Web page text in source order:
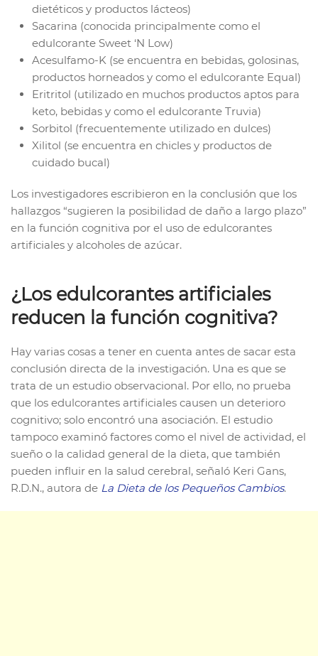
dietéticos y productos lácteos)
Sacarina (conocida principalmente como el
edulcorante Sweet ‘N Low)
Acesulfamo-K (se encuentra en bebidas, golosinas,
productos horneados y como el edulcorante Equal)
Eritritol (utilizado en muchos productos aptos para
keto, bebidas y como el edulcorante Truvia)
Sorbitol (frecuentemente utilizado en dulces)
Xilitol (se encuentra en chicles y productos de
cuidado bucal)
Los investigadores escribieron en la conclusión que los
hallazgos “sugieren la posibilidad de daño a largo plazo”
en la función cognitiva por el uso de edulcorantes
artificiales y alcoholes de azúcar.
¿Los edulcorantes artificiales
reducen la función cognitiva?
Hay varias cosas a tener en cuenta antes de sacar esta
conclusión directa de la investigación. Una es que se
trata de un estudio observacional. Por ello, no prueba
que los edulcorantes artificiales causen un deterioro
cognitivo; solo encontró una asociación. El estudio
tampoco examinó factores como el nivel de actividad, el
sueño o la calidad general de la dieta, que también
pueden influir en la salud cerebral, señaló Keri Gans,
R.D.N., autora de La Dieta de los Pequeños Cambios.